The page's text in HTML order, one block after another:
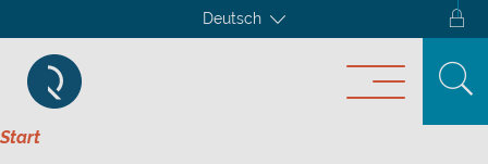
Deutsch
Start